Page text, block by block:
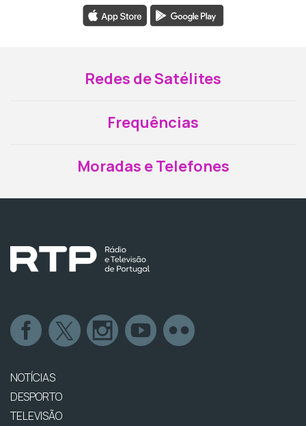
Redes de Satélites
Frequências
Moradas e Telefones
NOTÍCIAS
DESPORTO
TELEVISÃO